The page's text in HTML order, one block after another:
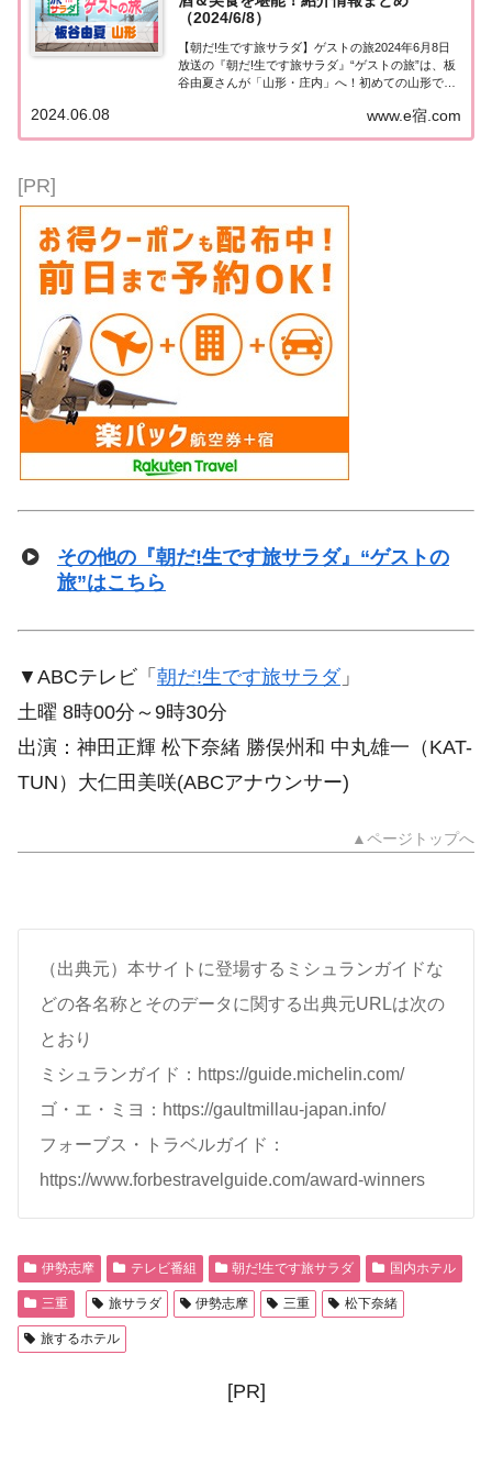
（2024/6/8）
【朝だ!生です旅サラダ】ゲストの旅2024年6月8日
放送の『朝だ!生です旅サラダ』“ゲストの旅”は、板
谷由夏さんが「山形・庄内」へ！初めての山形で美
「山形・庄内」今日の“ゲストの旅”は、ドラマ「東
京タワー」に出演中の女優・板谷由夏さん...
www.e宿.com
2024.06.08
[PR]
その他の『朝だ!生です旅サラダ』“ゲストの
旅”はこちら
▼ABCテレビ「 朝だ!生です旅サラダ 」
土曜 8時00分～9時30分
出演：神田正輝 松下奈緒 勝俣州和 中丸雄一（KAT-
TUN）大仁田美咲(ABCアナウンサー)
▲ページトップへ
（出典元）本サイトに登場するミシュランガイドな
どの各名称とそのデータに関する出典元URLは次の
とおり
ミシュランガイド：https://guide.michelin.com/
ゴ・エ・ミヨ：https://gaultmillau-japan.info/
フォーブス・トラベルガイド：
https://www.forbestravelguide.com/award-winners
伊勢志摩 テレビ番組 朝だ!生です旅サラダ 国内ホテル
三重 旅サラダ 伊勢志摩 三重 松下奈緒
旅するホテル
[PR]